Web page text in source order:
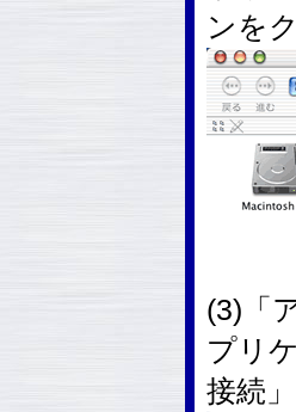
ンを
(3)「
プリ
接続